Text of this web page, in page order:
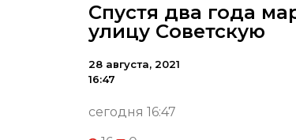
Спустя два года
улицу Советскую
28 августа, 2021
16:47
сегодня 16:47